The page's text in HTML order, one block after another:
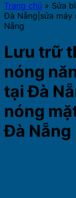
Trang chủ » Sửa
Đà Nẵng|sửa
Nẵng
Lưu trữ
nóng
tại Đà
nóng
Đà Nẵng